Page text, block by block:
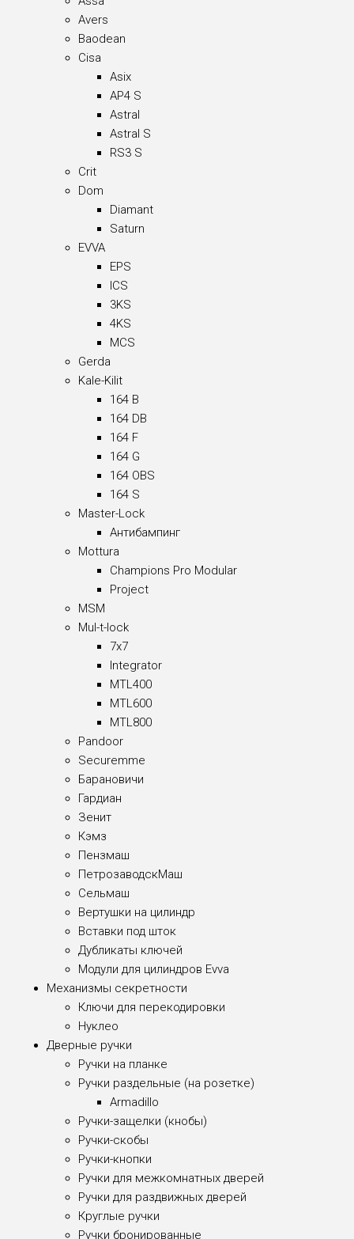
Avers
Baodean
Cisa
Asix
AP4 S
Astral
Astral S
RS3 S
Crit
Dom
Diamant
Saturn
EVVA
EPS
ICS
3KS
4KS
MCS
Gerda
Kale-Kilit
164 B
164 DB
164 F
164 G
164 OBS
164 S
Master-Lock
Антибампинг
Mottura
Champions Pro Modular
Project
MSM
Mul-t-lock
7x7
Integrator
MTL400
MTL600
MTL800
Pandoor
Securemme
Барановичи
Гардиан
Зенит
Кэмз
Пензмаш
ПетрозаводскМаш
Сельмаш
Вертушки на цилиндр
Вставки под шток
Дубликаты ключей
Модули для цилиндров Evva
Механизмы секретности
Ключи для перекодировки
Нуклео
Дверные ручки
Ручки на планке
Ручки раздельные (на розетке)
Armadillo
Ручки-защелки (кнобы)
Ручки-скобы
Ручки-кнопки
Ручки для межкомнатных дверей
Ручки для раздвижных дверей
Круглые ручки
Ручки бронированные